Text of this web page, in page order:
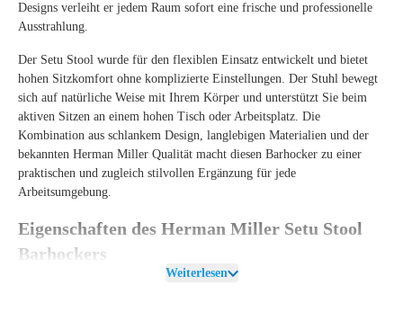
Designs verleiht er jedem Raum sofort eine frische und professionelle
Ausstrahlung.
Der Setu Stool wurde für den flexiblen Einsatz entwickelt und bietet
hohen Sitzkomfort ohne komplizierte Einstellungen. Der Stuhl bewegt
sich auf natürliche Weise mit Ihrem Körper und unterstützt Sie beim
aktiven Sitzen an einem hohen Tisch oder Arbeitsplatz. Die
Kombination aus schlankem Design, langlebigen Materialien und der
bekannten Herman Miller Qualität macht diesen Barhocker zu einer
praktischen und zugleich stilvollen Ergänzung für jede
Arbeitsumgebung.
Eigenschaften des Herman Miller Setu Stool
Barhockers
Weiterlesen